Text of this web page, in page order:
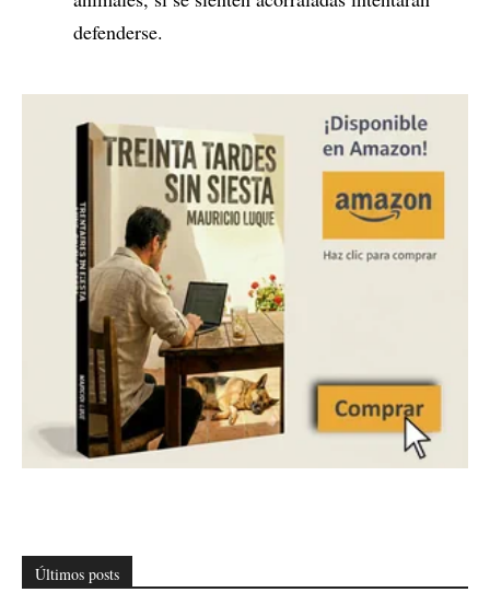
defenderse.
Últimos posts